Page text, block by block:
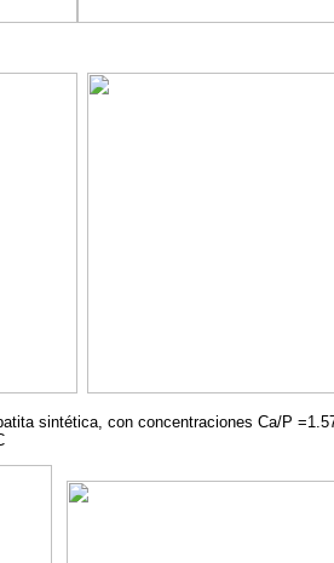
sintética, con concentraciones Ca/P